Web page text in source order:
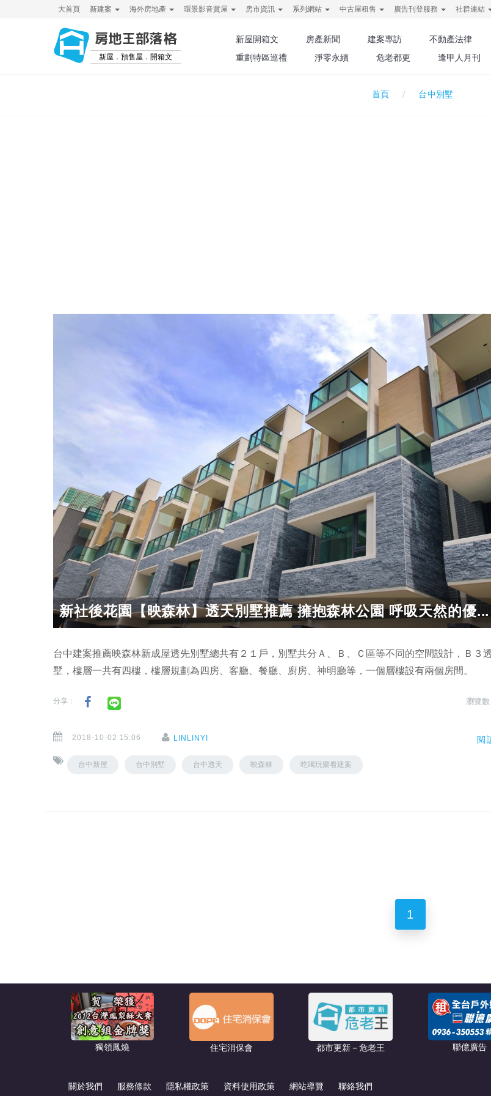
大首頁 新建案 海外房地產 環景影音賞屋 房市資訊 系列網站 中古屋租售 廣告刊登服務 社群連結
房地王部落格
新屋．預售屋．開箱文
新屋開箱文 房產新聞 建案專訪 不動產法律
重劃特區巡禮
淨零永續 危老都更 逢甲人月刊
首頁 台中別墅
新社後花園【映森林】透天別墅推薦 擁抱森林公園 呼吸天然的優...
台中建案推薦映森林新成屋透先別墅總共有２１戶，別墅共分Ａ、Ｂ、Ｃ區等不同的空間設計，Ｂ３
墅，樓層一共有四樓，樓層規劃為四房、客廳、餐廳、廚房、神明廳等，一個層樓設有兩個房間。
分享： 瀏覽
2018-10-02 15:06 LINLINYI
台中新屋 台中別墅 台中透天 映森林 吃喝玩樂看建案
閱
1
獨領鳳燒 住宅消保會 都市更新－危老王 聯億廣告
關於我們 服務條款 隱私權政策 資料使用政策 網站導覽 聯絡我們